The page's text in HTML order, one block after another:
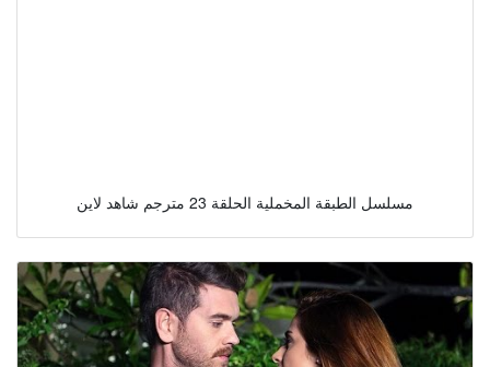
مسلسل الطبقة المخملية الحلقة 23 مترجم شاهد لاين